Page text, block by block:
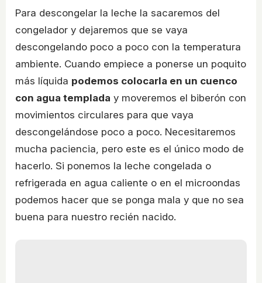
Para descongelar la leche la sacaremos del
congelador y dejaremos que se vaya
descongelando poco a poco con la temperatura
ambiente. Cuando empiece a ponerse un poquito
más líquida podemos colocarla en un cuenco
con agua templada y moveremos el biberón con
movimientos circulares para que vaya
descongelándose poco a poco. Necesitaremos
mucha paciencia, pero este es el único modo de
hacerlo. Si ponemos la leche congelada o
refrigerada en agua caliente o en el microondas
podemos hacer que se ponga mala y que no sea
buena para nuestro recién nacido.